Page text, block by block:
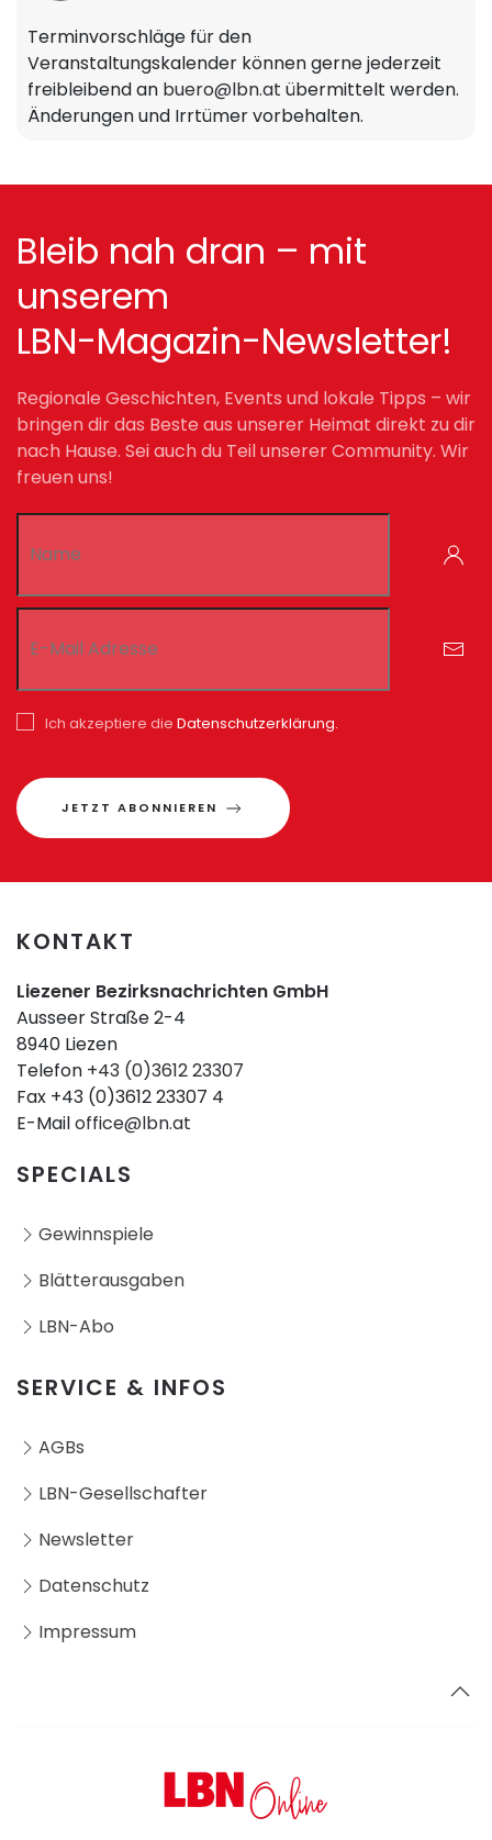
Terminvorschläge für den
Veranstaltungskalender können gerne jederzeit
freibleibend an buero@lbn.at übermittelt werden.
Änderungen und Irrtümer vorbehalten.
Bleib nah dran – mit
unserem
LBN-Magazin-Newsletter!
Regionale Geschichten, Events und lokale Tipps – wir
bringen dir das Beste aus unserer Heimat direkt zu dir
nach Hause. Sei auch du Teil unserer Community. Wir
freuen uns!
Ich akzeptiere die Datenschutzerklärung.
JETZT ABONNIEREN
KONTAKT
Liezener Bezirksnachrichten GmbH
Ausseer Straße 2-4
8940 Liezen
Telefon +43 (0)3612 23307
Fax +43 (0)3612 23307 4
E-Mailoffice@lbn.at
SPECIALS
Gewinnspiele
Blätterausgaben
LBN-Abo
SERVICE & INFOS
AGBs
LBN-Gesellschafter
Newsletter
Datenschutz
Impressum